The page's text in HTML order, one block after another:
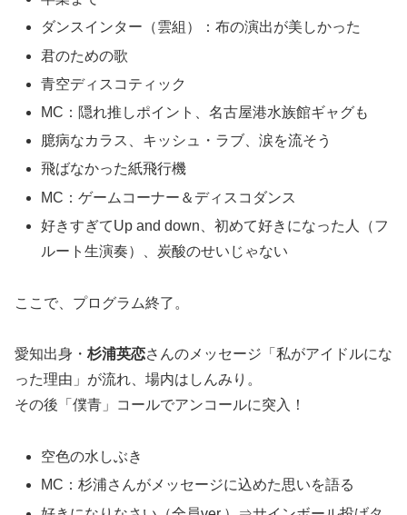
ダンスインター（雲組）：布の演出が美しかった
君のための歌
青空ディスコティック
MC：隠れ推しポイント、名古屋港水族館ギャグも
臆病なカラス、キッシュ・ラブ、涙を流そう
飛ばなかった紙飛行機
MC：ゲームコーナー＆ディスコダンス
好きすぎてUp and down、初めて好きになった人（フ
ルート生演奏）、炭酸のせいじゃない
ここで、プログラム終了。
愛知出身・ 杉浦英恋さんのメッセージ「私がアイドルにな
った理由」が流れ、場内はしんみり。
その後「僕青」コールでアンコールに突入！
空色の水しぶき
MC：杉浦さんがメッセージに込めた思いを語る